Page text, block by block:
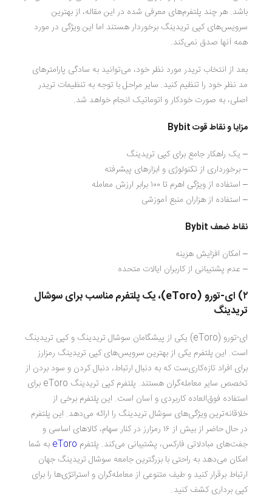
باشد. هر چند پلتفرم‌های معرفی شده در این مقاله، از بهترین
سرویس‌های کپی تریدینگ برخوردار هستند اما این ویژگی در مورد
همه آنها صدق نمی‌کند.
بعد از انتخاب تریدر مورد نظر خود، می‌توانید به سادگی پارامترهای
مد نظر خود را تنظیم کنید. سایر مراحل با توجه به تنظیمات تریدر
اصلی، به صورت خودکار و اتوماتیک انجام خواهد شد.
مزایا و نقاط قوت Bybit
– یک راهکار جامع برای کپی تریدینگ
– برخورداری از تکنولوژی و ابزارهای پیشرفته
– استفاده از ویژگی اهرم تا ۱۰۰ برابر ارزش معامله
– استفاده از هزاران منبع آموزشی
نقاط ضعف Bybit
– امکان افزایش هزینه
– عدم پشتیبانی از کاربران ایالات متحده
۲) ای-تورو ( eToro
)،یک پلتفرم مناسب برای سوشال
تریدینگ
ای-تورو (eToro) یکی از پیشگامان سوشال تریدینگ و کپی تریدینگ
است. این پلتفرم یکی از بهترین سرویس‌های کپی تریدینگ رمزارز
برای افراد تازه‌کاری‌ست که به دنبال ارتباط، دنبال کردن و سود بردن از
تخصص سایر معامله‌گران هستند. پلتفرم کپی تریدینگ eToro برای
استفاده فوق‌العاده کاربردی و آسان است. این پلتفرم برخی از
خلاقانه‌ترین ویژگی‌های سوشال تریدینگ را ارائه می‌دهد. این پلتفرم
در حال حاضر از بیش از ۱۶ رمزارز در کنار سهام، کالا‌های اساسی و
جفت‌های مبادلاتی فارکس، پشتیبانی می‌کند. پلتفرم eToro به شما
امکان می‌دهد به راحتی با بزرگترین جامعه سوشال تریدینگ جهان
ارتباط برقرار کنید و طیف متنوعی از معامله‌گران و استراتژی‌ها را برای
کپی برداری کشف کنید.